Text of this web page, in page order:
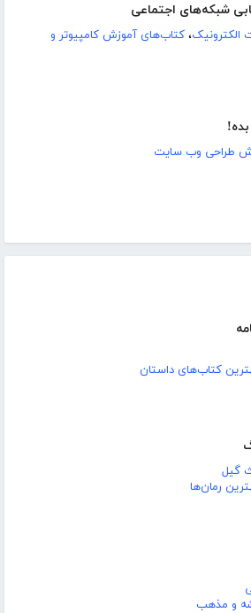
شبکه‌های اجتماعی
الکترونیک، کتاب‌های آموزش کامپیوتر و
طراحی وب سایت
کتاب‌های داستان
گیل
رمان‌ها
و مذهب